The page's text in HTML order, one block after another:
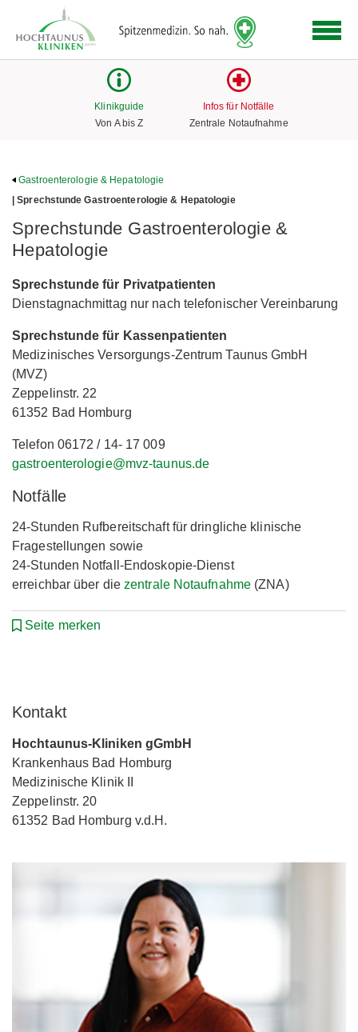
Link
zur
Klinikguide
Von A bis Z
Infos für Notfälle
Zentrale Notaufnahme
Gastroenterologie & Hepatologie
| Sprechstunde Gastroenterologie & Hepatologie
Sprechstunde Gastroenterologie &
Hepatologie
Sprechstunde für Privatpatienten
Dienstagnachmittag nur nach telefonischer Vereinbarung
Sprechstunde für Kassenpatienten
Medizinisches Versorgungs-Zentrum Taunus GmbH
(MVZ)
Zeppelinstr. 22
61352 Bad Homburg
Telefon 06172 / 14- 17 009
gastroenterologie@mvz-taunus.de
Notfälle
24-Stunden Rufbereitschaft für dringliche klinische
Fragestellungen sowie
24-Stunden Notfall-Endoskopie-Dienst
erreichbar über die zentrale Notaufnahme (ZNA)
Seite merken
Kontakt
Hochtaunus-Kliniken gGmbH
Krankenhaus Bad Homburg
Medizinische Klinik II
Zeppelinstr. 20
61352 Bad Homburg v.d.H.